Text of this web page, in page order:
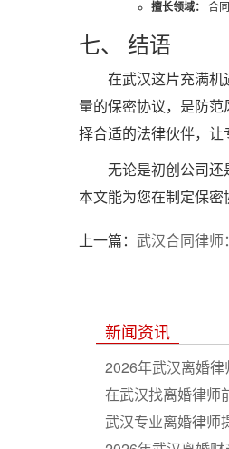
擅长领域：
合
七、 结语
在武汉这片充满机
量的保密协议，是防
择合适的法律伙伴，让
无论是初创公司还
本文能为您在制定保密
上一篇： 武汉合同律师
新闻资讯
2026年武汉离婚
在武汉找离婚律师
武汉专业离婚律师